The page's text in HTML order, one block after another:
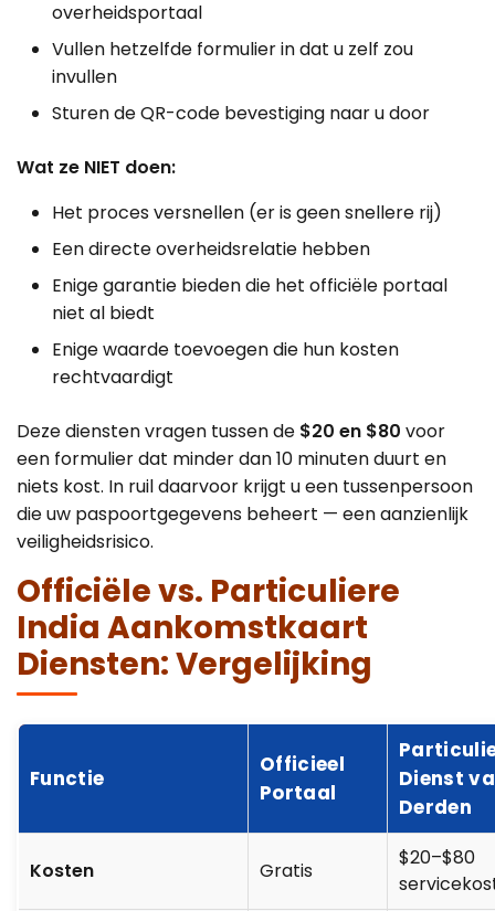
overheidsportaal
Vullen hetzelfde formulier in dat u zelf zou
invullen
Sturen de QR-code bevestiging naar u door
Wat ze NIET doen:
Het proces versnellen (er is geen snellere rij)
Een directe overheidsrelatie hebben
Enige garantie bieden die het officiële portaal
niet al biedt
Enige waarde toevoegen die hun kosten
rechtvaardigt
Deze diensten vragen tussen de $20 en $80 voor
een formulier dat minder dan 10 minuten duurt en
niets kost. In ruil daarvoor krijgt u een tussenpersoon
die uw paspoortgegevens beheert — een aanzienlijk
veiligheidsrisico.
Officiële vs. Particuliere
India Aankomstkaart
Diensten: Vergelijking
Functie
Officieel
Portaal
Dienst
Derden
Kosten Gratis
$20–$80